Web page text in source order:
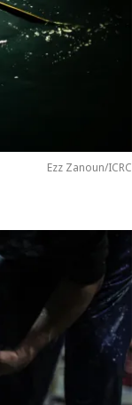
Ezz Zanoun/ICRC